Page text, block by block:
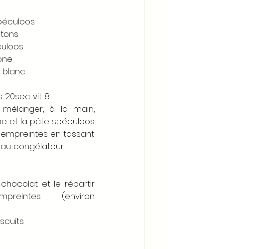
20sec vit 8
à la main,
en tassant
congélateur
et le répartir
(environ